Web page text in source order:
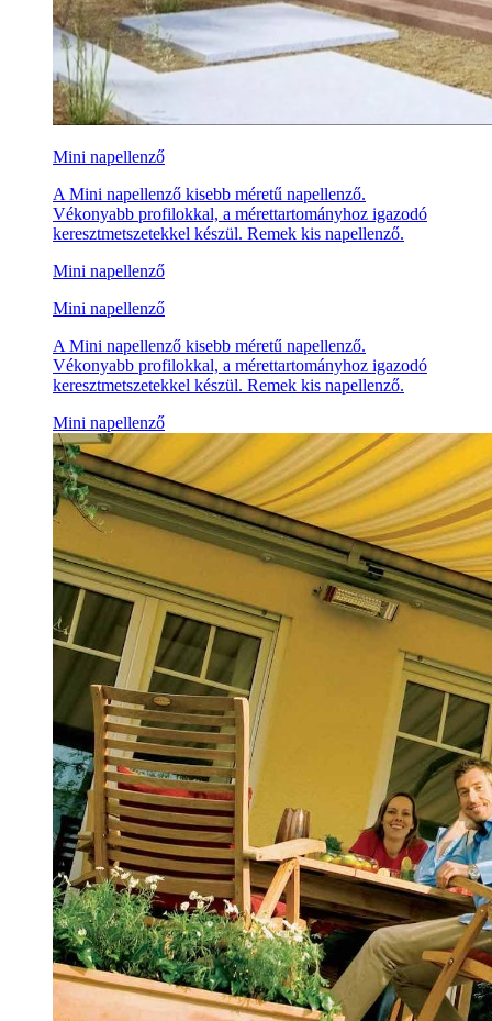
Mini napellenző
A Mini napellenző kisebb méretű napellenző.
Vékonyabb profilokkal, a mérettartományhoz igazodó
keresztmetszetekkel készül. Remek kis napellenző.
Mini napellenző
Mini napellenző
A Mini napellenző kisebb méretű napellenző.
Vékonyabb profilokkal, a mérettartományhoz igazodó
keresztmetszetekkel készül. Remek kis napellenző.
Mini napellenző